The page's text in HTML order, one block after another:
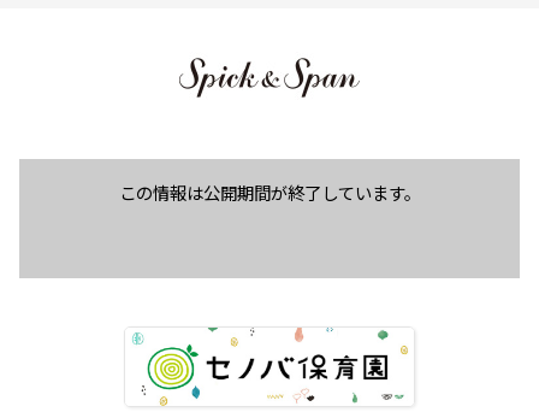
この情報は公開期間が終了しています。